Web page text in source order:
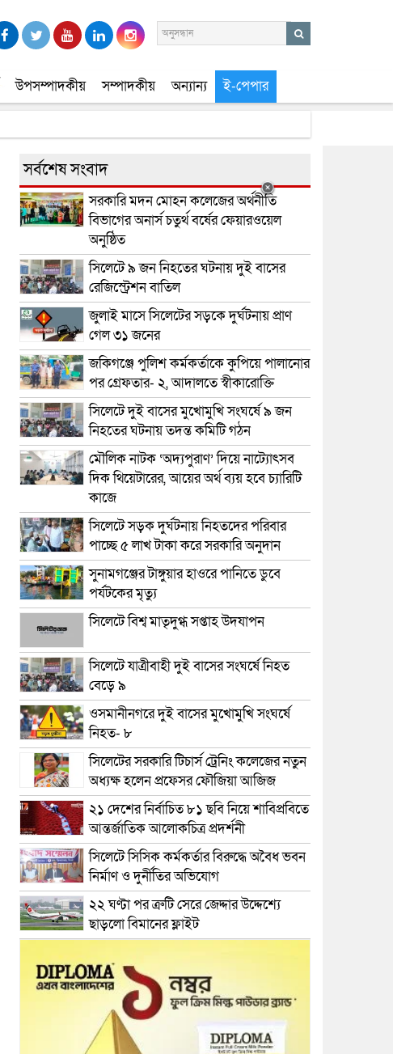
উপসম্পাদকীয় সম্পাদকীয় অন্যান্য ই-পেপার
সর্বশেষ সংবাদ
সরকারি মদন মোহন কলেজের অর্থনীতি
বিভাগের অনার্স চতুর্থ বর্ষের ফেয়ারওয়েল
অনুষ্ঠিত
সিলেটে ৯ জন নিহতের ঘটনায় দুই বাসের
রেজিস্ট্রেশন বাতিল
জুলাই মাসে সিলেটের সড়কে দুর্ঘটনায় প্রাণ
গেল ৩১ জনের
জকিগঞ্জে পুলিশ কর্মকর্তাকে কুপিয়ে পালানোর
পর গ্রেফতার- ২, আদালতে স্বীকারোক্তি
সিলেটে দুই বাসের মুখোমুখি সংঘর্ষে ৯ জন
নিহতের ঘটনায় তদন্ত কমিটি গঠন
মৌলিক নাটক ‘অদ্যপুরাণ’ দিয়ে নাট্যোৎসব
দিক থিয়েটারের, আয়ের অর্থ ব্যয় হবে চ্যারিটি
কাজে
সিলেটে সড়ক দুর্ঘটনায় নিহতদের পরিবার
পাচ্ছে ৫ লাখ টাকা করে সরকারি অনুদান
সুনামগঞ্জের টাঙ্গুয়ার হাওরে পানিতে ডুবে
পর্যটকের মৃত্যু
সিলেটে বিশ্ব মাতৃদুগ্ধ সপ্তাহ উদযাপন
সিলেটে যাত্রীবাহী দুই বাসের সংঘর্ষে নিহত
বেড়ে ৯
ওসমানীনগরে দুই বাসের মুখোমুখি সংঘর্ষে
নিহত- ৮
সিলেটের সরকারি টিচার্স ট্রেনিং কলেজের নতুন
অধ্যক্ষ হলেন প্রফেসর ফৌজিয়া আজিজ
২১ দেশের নির্বাচিত ৮১ ছবি নিয়ে শাবিপ্রবিতে
আন্তর্জাতিক আলোকচিত্র প্রদর্শনী
সিলেটে সিসিক কর্মকর্তার বিরুদ্ধে অবৈধ ভবন
নির্মাণ ও দুর্নীতির অভিযোগ
২২ ঘণ্টা পর ত্রুটি সেরে জেদ্দার উদ্দেশ্যে
ছাড়লো বিমানের ফ্লাইট